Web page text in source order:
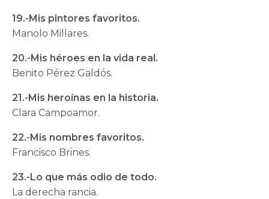
19.-Mis pintores favoritos.
Manolo Millares.
20.-Mis héroes en la vida real.
Benito Pérez Galdós.
21.-Mis heroínas en la historia.
Clara Campoamor.
22.-Mis nombres favoritos.
Francisco Brines.
23.-Lo que más odio de todo.
La derecha rancia.